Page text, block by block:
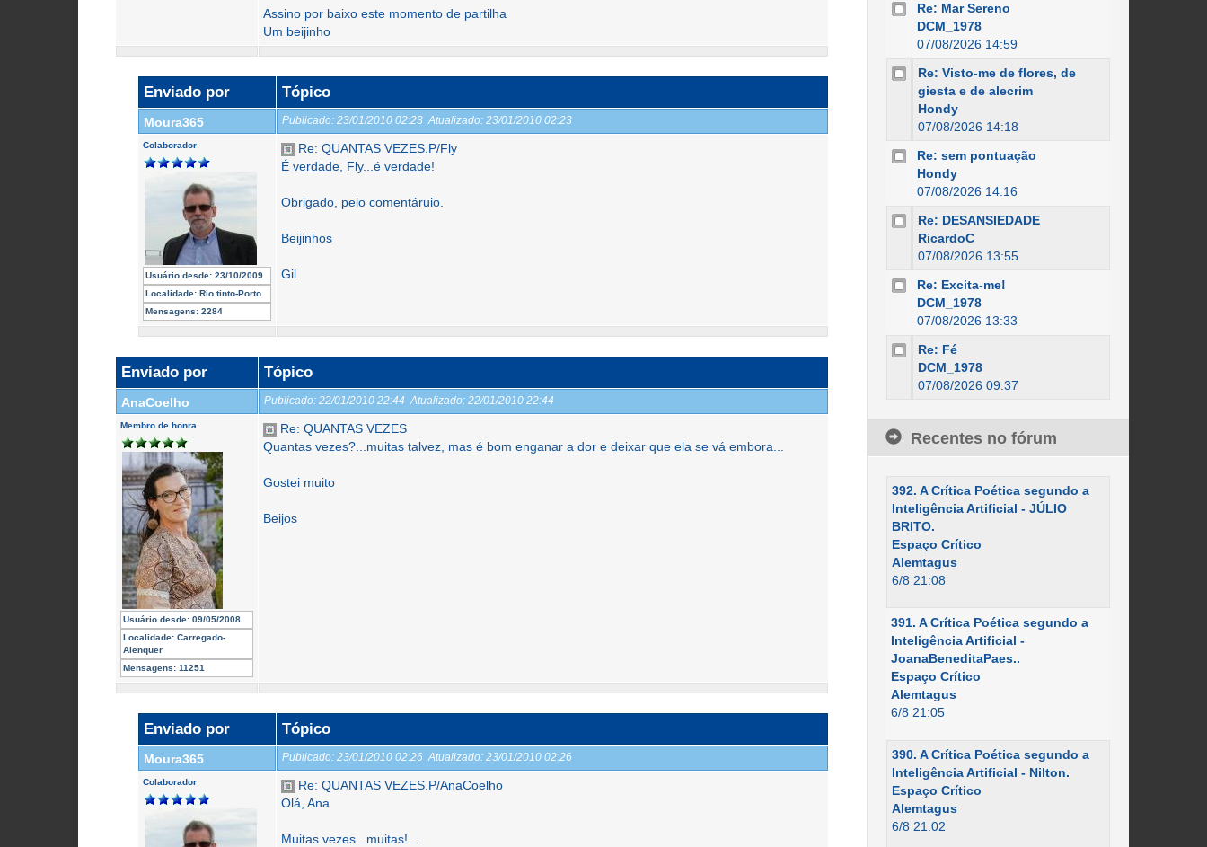
Assino por baixo este momento de partilha
Um beijinho
Enviado por Tópico
Moura365 Publicado: 23/01/2010 02:23 Atualizado: 23/01/2010 02:23
Colaborador
Usuário desde: 23/10/2009
Localidade: Rio tinto-Porto
Mensagens: 2284
Re: QUANTAS VEZES.P/Fly
É verdade, Fly...é verdade!
Obrigado, pelo comentáruio.
Beijinhos
Gil
Enviado por Tópico
AnaCoelho Publicado: 22/01/2010 22:44 Atualizado: 22/01/2010 22:44
Membro de honra
Usuário desde: 09/05/2008
Localidade: Carregado-
Alenquer
Mensagens: 11251
Re: QUANTAS VEZES
Quantas vezes?...muitas talvez, mas é bom enganar a dor e deixar que ela se vá embora...
Gostei muito
Beijos
Enviado por Tópico
Moura365 Publicado: 23/01/2010 02:26 Atualizado: 23/01/2010 02:26
Colaborador
Re: QUANTAS VEZES.P/AnaCoelho
Olá, Ana
Muitas vezes...muitas!...
Re: Mar Sereno
DCM_1978
07/08/2026 14:59
Re: Visto-me de flores, de
giesta e de alecrim
Hondy
07/08/2026 14:18
Re: sem pontuação
Hondy
07/08/2026 14:16
Re: DESANSIEDADE
RicardoC
07/08/2026 13:55
Re: Excita-me!
DCM_1978
07/08/2026 13:33
Re: Fé
DCM_1978
07/08/2026 09:37
Recentes no fórum
392. A Crítica Poética segundo a
Inteligência Artificial - JÚLIO
BRITO.
Espaço Crítico
Alemtagus
6/8 21:08
391. A Crítica Poética segundo a
Inteligência Artificial -
JoanaBeneditaPaes..
Espaço Crítico
Alemtagus
6/8 21:05
390. A Crítica Poética segundo a
Inteligência Artificial - Nilton.
Espaço Crítico
Alemtagus
6/8 21:02